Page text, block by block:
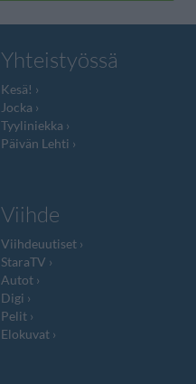
Yhteistyössä
Kesä!
Jocka
Tyyliniekka
Päivän Lehti
Viihde
Viihdeuutiset
StaraTV
Autot
Digi
Pelit
Elokuvat